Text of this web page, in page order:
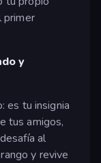
primer
y
es tu insignia
tus amigos,
al
y revive